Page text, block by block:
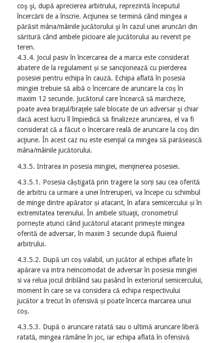
coş şi, după aprecierea arbitrului, reprezintă începutul
încercării de a înscrie. Acţiunea se termină când mingea a
părăsit mâna/mâinile jucătorului şi în cazul unei aruncări din
săritură când ambele picioare ale jucătorului au revenit pe
teren.
4.3.4. Jocul pasiv în încercarea de a marca este considerat
abatere de la regulament și se sancţionează cu pierderea
posesiei pentru echipa în cauză. Echipa aflată în posesia
mingiei trebuie să aibă o încercare de aruncare la coș în
maxim 12 secunde. Jucătorul care încearcă să marcheze,
poate avea braţul/braţele sale blocate de un adversar şi chiar
dacă acest lucru îl împiedică să finalizeze aruncarea, el va fi
considerat că a făcut o încercare reală de aruncare la coş din
acţiune. În acest caz nu este esenţial ca mingea să parăsească
mâna/mâinile jucătorului.
4.3.5. Intrarea in posesia mingiei, menţinerea posesiei.
4.3.5.1. Posesia câștigată prin tragere la sorți sau cea oferită
de arbitru ca urmare a unei întreruperi, va începe cu schimbul
de minge dintre apărator și atacant, în afara semicercului și în
extremitatea terenului. În ambele situaţii, cronometrul
pornește atunci când jucătorul atacant primește mingea
oferită de adversar, în maxim 3 secunde după fluierul
arbitrului.
4.3.5.2. După un coș valabil, un jucător al echipei aflate în
apărare va intra neincomodat de adversar în posesia mingiei
si va relua jocul driblând sau pasând în exteriorul semicercului,
moment în care se va considera că echipa respectivului
jucător a trecut în ofensivă și poate încerca marcarea unui
coș.
4.3.5.3. După o aruncare ratată sau o ultimă aruncare liberă
ratată, mingea rămâne în joc, iar echipa aflată în ofensivă